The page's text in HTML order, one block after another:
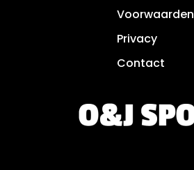
Voorwaarden
Privacy
Contact